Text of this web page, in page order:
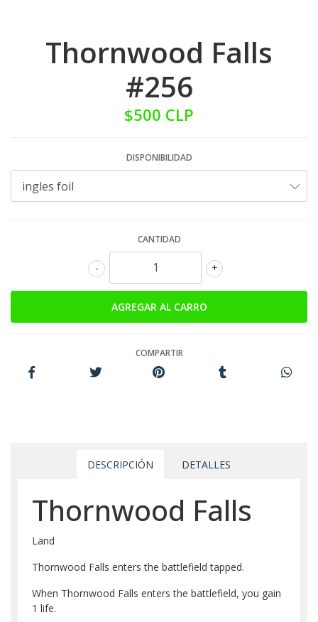
Thornwood Falls
#256
$500 CLP
DISPONIBILIDAD
CANTIDAD
+
-
COMPARTIR
DESCRIPCIÓN DETALLES
Thornwood Falls
Land
Thornwood Falls enters the battlefield tapped.
When Thornwood Falls enters the battlefield, you gain
1 life.